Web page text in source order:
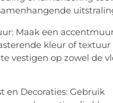
Maak een
kleur of
vestigen op zowel de
en Decoraties: Gebruik